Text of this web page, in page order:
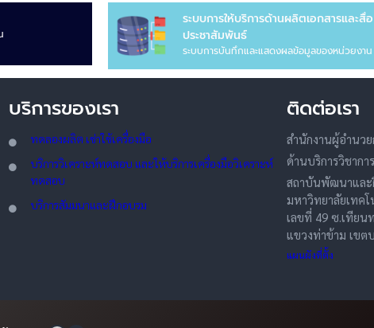
ระบบการให้บริการด้านผลิตเอกสารและสื่อ
ประชาสัมพันธ์
ระบบการบันทึกและแสดงผลข้อมูลของหน่วยงาน
บริการของเรา
ทดลองผลิต เช่าใช้เครื่องมือ
บริการวิเคราะห์ทดสอบ และให้บริการเครื่องมือวิเคราะห์
ทดสอบ
บริการสัมมนาและฝึกอบรม
ติดต่อเรา
สำนักงานผู้อำนวย
ด้านบริการวิชากา
สถาบันพัฒนาและ
มหาวิทยาลัยเทค
เลขที่ 49 ซ.เทียน
แขวงท่าข้าม เขต
แผนผังที่ตั้ง